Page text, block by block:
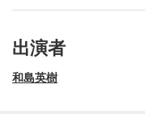
出演者
和島英樹